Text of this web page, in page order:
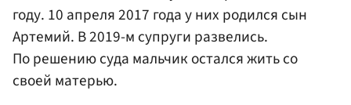
году. 10 апреля 2017 года у них родился сын
Артемий. В 2019-м супруги развелись.
По решению суда мальчик остался жить со
своей матерью.